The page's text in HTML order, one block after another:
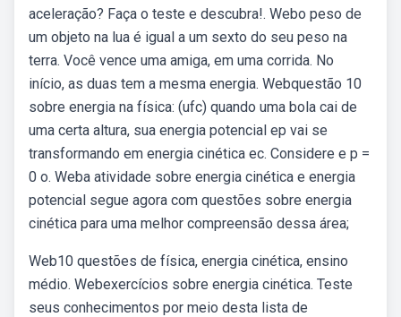
aceleração? Faça o teste e descubra!. Webo peso de
um objeto na lua é igual a um sexto do seu peso na
terra. Você vence uma amiga, em uma corrida. No
início, as duas tem a mesma energia. Webquestão 10
sobre energia na física: (ufc) quando uma bola cai de
uma certa altura, sua energia potencial ep vai se
transformando em energia cinética ec. Considere e p =
0 o. Weba atividade sobre energia cinética e energia
potencial segue agora com questões sobre energia
cinética para uma melhor compreensão dessa área;
Web10 questões de física, energia cinética, ensino
médio. Webexercícios sobre energia cinética. Teste
seus conhecimentos por meio desta lista de